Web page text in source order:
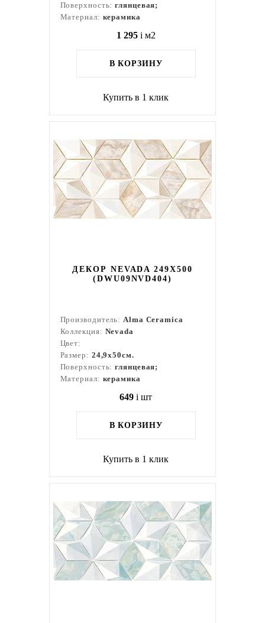
Поверхность:глянцевая;
Материал: керамика
1 295 i м2
В КОРЗИНУ
Купить в 1 клик
ДЕКОР NEVADA 249X500
(DWU09NVD404)
Производитель:Alma Ceramica
Коллекция: Nevada
Цвет:
Размер: 24,9x50см.
Поверхность:глянцевая;
Материал: керамика
649 i шт
В КОРЗИНУ
Купить в 1 клик